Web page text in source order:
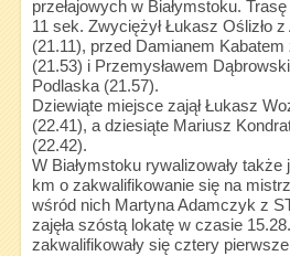
przełajowych w Białymstoku.
11 sek. Zwyciężył Łukasz Oślizło
(21.11), przed Damianem
(21.53) i Przemysławem
Podlaska (21.57).
Dziewiąte miejsce zajął Łukasz
(22.41), a dziesiąte Mariusz
(22.42).
W Białymstoku rywalizowały
km o zakwalifikowanie się na
wśród nich Martyna Adamczyk z
zajęła szóstą lokatę w czasie
zakwalifikowały się cztery